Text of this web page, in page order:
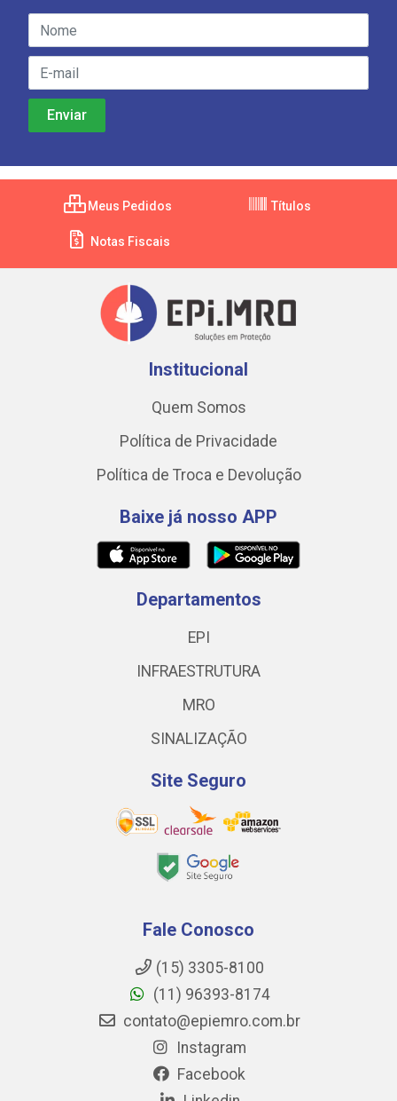
Meus Pedidos Títulos
Notas Fiscais
Institucional
Quem Somos
Política de Privacidade
Política de Troca e Devolução
Baixe já nosso APP
Departamentos
EPI
INFRAESTRUTURA
MRO
SINALIZAÇÃO
Site Seguro
Fale Conosco
(15) 3305-8100
(11) 96393-8174
contato@epiemro.com.br
Instagram
Facebook